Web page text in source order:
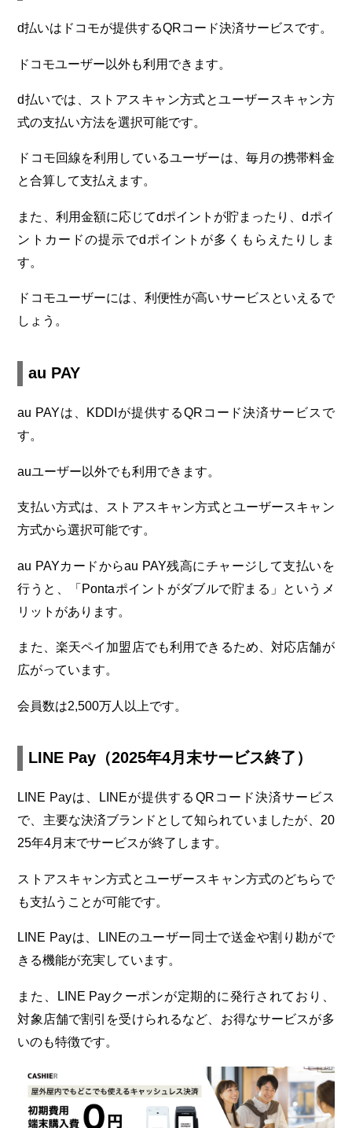
d払いはドコモが提供するQRコード決済サービスです。
ドコモユーザー以外も利用できます。
d払いでは、ストアスキャン方式とユーザースキャン方
式の支払い方法を選択可能です。
ドコモ回線を利用しているユーザーは、毎月の携帯料金
と合算して支払えます。
また、利用金額に応じてdポイントが貯まったり、dポイ
ントカードの提示でdポイントが多くもらえたりしま
す。
ドコモユーザーには、利便性が高いサービスといえるで
しょう。
au PAY
au PAYは、KDDIが提供するQRコード決済サービスで
す。
auユーザー以外でも利用できます。
支払い方式は、ストアスキャン方式とユーザースキャン
方式から選択可能です。
au PAYカードからau PAY残高にチャージして支払いを
行うと、「Pontaポイントがダブルで貯まる」というメ
リットがあります。
また、楽天ペイ加盟店でも利用できるため、対応店舗が
広がっています。
会員数は2,500万人以上です。
LINE Pay（2025年4月末サービス終了）
LINE Payは、LINEが提供するQRコード決済サービス
で、主要な決済ブランドとして知られていましたが、20
25年4月末でサービスが終了します。
ストアスキャン方式とユーザースキャン方式のどちらで
も支払うことが可能です。
LINE Payは、LINEのユーザー同士で送金や割り勘がで
きる機能が充実しています。
また、LINE Payクーポンが定期的に発行されており、
対象店舗で割引を受けられるなど、お得なサービスが多
いのも特徴です。